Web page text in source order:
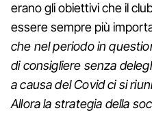
erano gli obiettivi che il
essere sempre più
che nel periodo in
di consigliere senza
a causa del Covid ci si
Allora la strategia della